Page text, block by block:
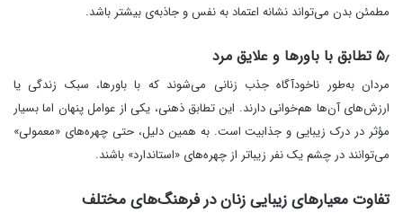
مطمئن بدن می‌تواند نشانه اعتماد به نفس و جاذبه‌ی بیشتر باشد.
۵٫ تطابق با باورها و علایق مرد
مردان به‌طور ناخودآگاه جذب زنانی می‌شوند که با باورها، سبک زندگی یا
ارزش‌های آن‌ها هم‌خوانی دارند. این تطابق ذهنی، یکی از عوامل پنهان اما بسیار
مؤثر در درک زیبایی و جذابیت است. به همین دلیل، حتی چهره‌های «معمولی»
می‌توانند در چشم یک نفر زیباتر از چهره‌های «استاندارد» باشند.
تفاوت معیارهای زیبایی زنان در فرهنگ‌های مختلف